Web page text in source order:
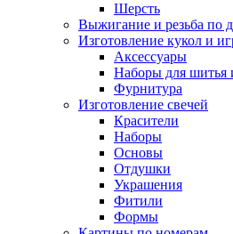
Шерсть
Выжигание и резьба по
Изготовление кукол и
Аксессуары
Наборы для шитья
Фурнитура
Изготовление свечей
Красители
Наборы
Основы
Отдушки
Украшения
Фитили
Формы